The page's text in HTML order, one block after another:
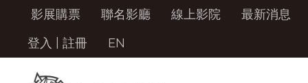
影展購票 聯名影廳 線上影院
最新消息
登入
註冊 EN